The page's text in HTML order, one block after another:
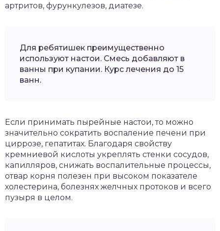
артритов, фурункулезов, диатезе.
Для ребятишек преимущественно
используют настои. Смесь добавляют в
ванны при купании. Курс лечения до 15
ванн.
Если принимать пырейные настои, то можно
значительно сократить воспаление печени при
циррозе, гепатитах. Благодаря свойству
кремниевой кислоты укреплять стенки сосудов,
капилляров, снижать воспалительные процессы,
отвар корня полезен при высоком показателе
холестерина, болезнях желчных протоков и всего
пузыря в целом.